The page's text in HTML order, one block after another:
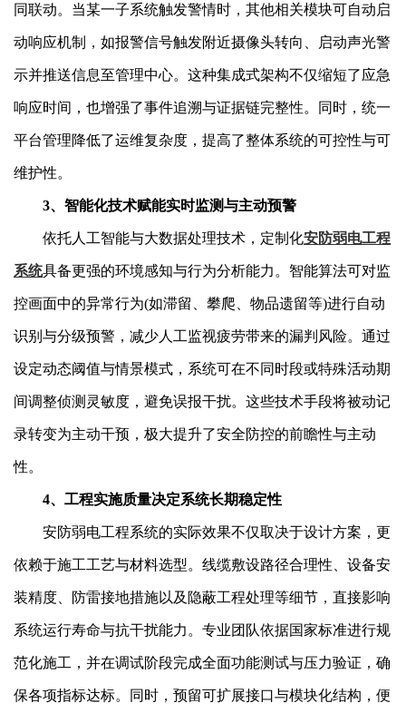
同联动。当某一子系统触发警情时，其他相关模块可自动启
动响应机制，如报警信号触发附近摄像头转向、启动声光警
示并推送信息至管理中心。这种集成式架构不仅缩短了应急
响应时间，也增强了事件追溯与证据链完整性。同时，统一
平台管理降低了运维复杂度，提高了整体系统的可控性与可
维护性。
3、智能化技术赋能实时监测与主动预警
依托人工智能与大数据处理技术，定制化安防弱电工程
系统具备更强的环境感知与行为分析能力。智能算法可对监
控画面中的异常行为(如滞留、攀爬、物品遗留等)进行自动
识别与分级预警，减少人工监视疲劳带来的漏判风险。通过
设定动态阈值与情景模式，系统可在不同时段或特殊活动期
间调整侦测灵敏度，避免误报干扰。这些技术手段将被动记
录转变为主动干预，极大提升了安全防控的前瞻性与主动
性。
4、工程实施质量决定系统长期稳定性
安防弱电工程系统的实际效果不仅取决于设计方案，更
依赖于施工工艺与材料选型。线缆敷设路径合理性、设备安
装精度、防雷接地措施以及隐蔽工程处理等细节，直接影响
系统运行寿命与抗干扰能力。专业团队依据国家标准进行规
范化施工，并在调试阶段完成全面功能测试与压力验证，确
保各项指标达标。同时，预留可扩展接口与模块化结构，便